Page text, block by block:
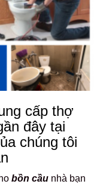
cấp thợ
đây tại
chúng tôi
bồn cầu nhà bạn